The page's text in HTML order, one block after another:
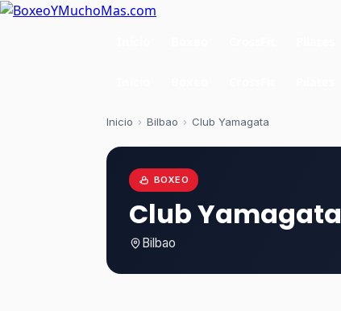
Inicio › Bilbao › Club Yamagata
BOXEO
Club Yamagata
Bilbao